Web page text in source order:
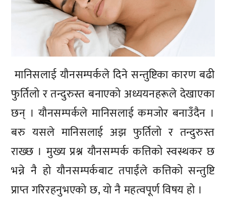
मानिसलाई यौनसम्पर्कले दिने सन्तुष्टिका कारण बढी
फुर्तिलो र तन्दुरुस्त बनाएको अध्ययनहरूले देखाएका
छन् । यौनसम्पर्कले मानिसलाई कमजोर बनाउँदैन ।
बरु यसले मानिसलाई अझ फुर्तिलो र तन्दुरुस्त
राख्छ । मुख्य प्रश्न यौनसम्पर्क कत्तिको स्वस्थकर छ
भन्ने नै हो यौनसम्पर्कबाट तपाईंले कत्तिको सन्तुष्टि
प्राप्त गरिरहनुभएको छ, यो नै महत्वपूर्ण विषय हो ।